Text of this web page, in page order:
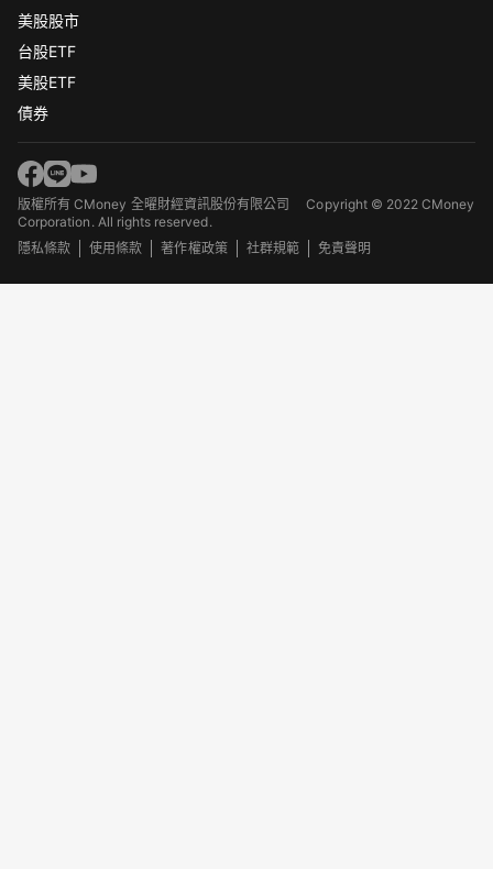
美股股市
台股ETF
美股ETF
債券
版權所有 CMoney 全曜財經資訊股份有限公司Copyright © 2022 CMoney
Corporation. All rights reserved.
隱私條款
使用條款 著作權政策 社群規範 免責聲明